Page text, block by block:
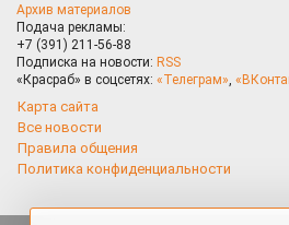
Архив материалов
Подача рекламы:
+7 (391) 211-56-88
Подписка на новости: RSS
«Красраб» в соцсетях: «Телеграм»,
Карта сайта
Все новости
Правила общения
Политика конфиденциальности